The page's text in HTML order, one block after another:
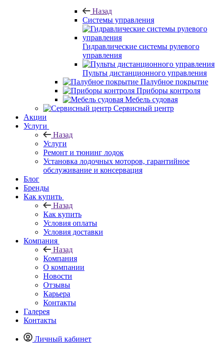
Назад
Системы управления
Гидравлические системы рулевого
управления
Пульты дистанционного управления
Палубное покрытие
Приборы контроля
Мебель судовая
Сервисный центр
Акции
Услуги
Назад
Услуги
Ремонт и тюнинг лодок
Установка лодочных моторов, гарантийное
обслуживание и консервация
Блог
Бренды
Как купить
Назад
Как купить
Условия оплаты
Условия доставки
Компания
Назад
Компания
О компании
Новости
Отзывы
Карьера
Контакты
Галерея
Контакты
Личный кабинет